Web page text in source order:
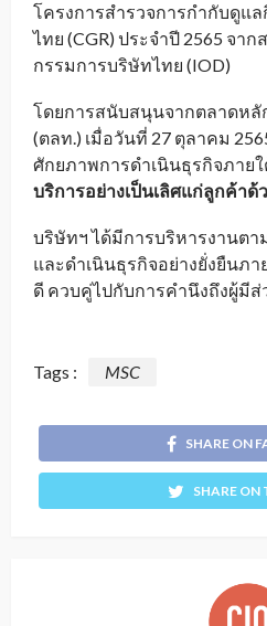
โครงการสำรวจการกำกับดูแ
ไทย (CGR) ประจำปี 2565 จา
กรรมการบริษัทไทย (IOD)
โดยการสนับสนุนจากตลาดหลั
(ตลท.) เมื่อวันที่ 27 ตุลาคม
ศักยภาพการดำเนินธุรกิจภาย
บริการอย่างเป็นเลิศแก่ลูกค้า
บริษัทฯ ได้มีการบริหารงานต
และดำเนินธุรกิจอย่างยั่งยืนภ
ดี ควบคู่ไปกับการคำนึงถึงผู้มี
Tags : MSC
SHARE ON
SHARE